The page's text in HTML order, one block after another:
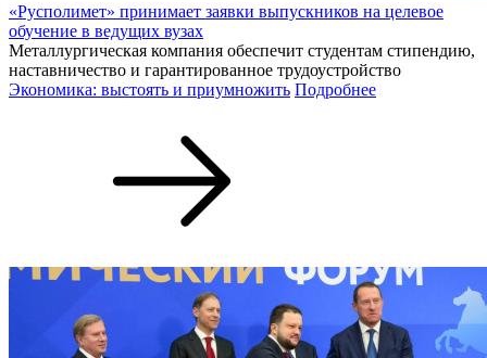
«Русполимет» принимает заявки выпускников на целевое
обучение в ведущих вузах
Металлургическая компания обеспечит студентам стипендию,
наставничество и гарантированное трудоустройство
Экономика: выстоять и приумножить Подробнее